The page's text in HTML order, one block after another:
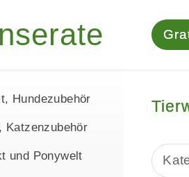
Hundezubehör
Katzenzubehör
und Ponywelt